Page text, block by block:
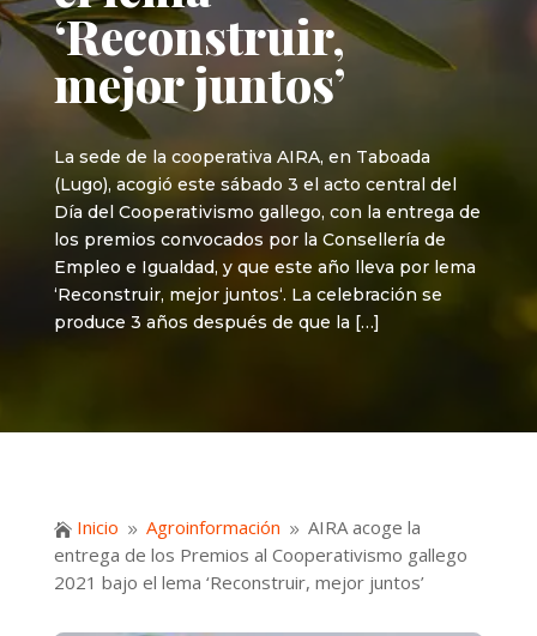
‘Reconstruir,
mejor juntos’
La sede de la cooperativa AIRA, en Taboada
(Lugo), acogió este sábado 3 el acto central del
Día del Cooperativismo gallego, con la entrega de
los premios convocados por la Consellería de
Empleo e Igualdad, y que este año lleva por lema
‘Reconstruir, mejor juntos‘. La celebración se
produce 3 años después de que la […]
 Inicio 9 Agroinformación 9 AIRA acoge la
entrega de los Premios al Cooperativismo gallego
2021 bajo el lema ‘Reconstruir, mejor juntos’